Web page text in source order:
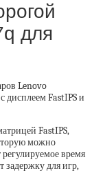
для
Lenovo
дисплеем FastIPS и
FastIPS,
можно
регулируемое время
задержку для игр,